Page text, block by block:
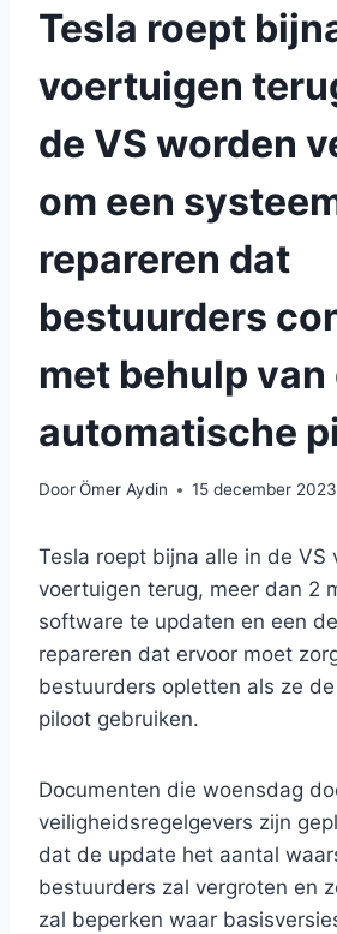
Tesla roept
voertuigen
de VS worden
om een
repareren dat
bestuurders
met behulp van
automatische
DoorÖmer Aydin 15 december
Tesla roept bijna alle in de VS
voertuigen terug, meer dan 2
software te updaten en een
repareren dat ervoor moet
bestuurders opletten als ze
piloot gebruiken.
Documenten die woensdag
veiligheidsregelgevers zijn
dat de update het aantal
bestuurders zal vergroten en
zal beperken waar